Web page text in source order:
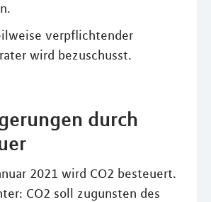
verpflichtender
wird bezuschusst.
durch
2021 wird CO2 besteuert.
CO2 soll zugunsten des